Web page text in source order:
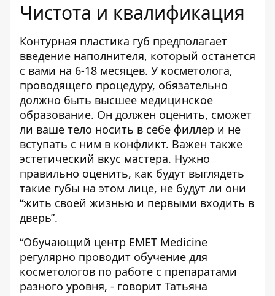
Чистота и квалификация
Контурная пластика губ предполагает
введение наполнителя, который останется
с вами на 6-18 месяцев. У косметолога,
проводящего процедуру, обязательно
должно быть высшее медицинское
образование. Он должен оценить, сможет
ли ваше тело носить в себе филлер и не
вступать с ним в конфликт. Важен также
эстетический вкус мастера. Нужно
правильно оценить, как будут выглядеть
такие губы на этом лице, не будут ли они
“жить своей жизнью и первыми входить в
дверь”.
“Обучающий центр EMET Medicine
регулярно проводит обучение для
косметологов по работе с препаратами
разного уровня, - говорит Татьяна